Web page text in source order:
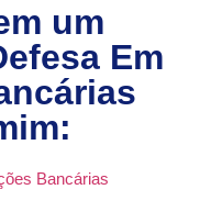
um
Em
Bancárias